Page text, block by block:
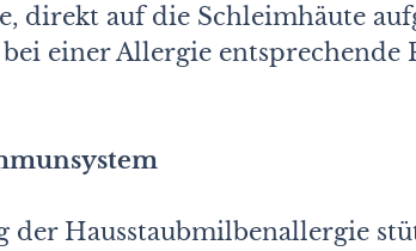
direkt auf die Schleimhäute
einer Allergie entsprechende
der Hausstaubmilbenallergie